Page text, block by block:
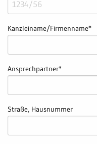
Kanzleiname/Firmenname*
Ansprechpartner*
Straße, Hausnummer